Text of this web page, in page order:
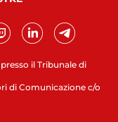
il Tribunale di
di Comunicazione c/o